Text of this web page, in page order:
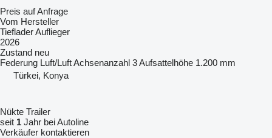
Preis auf Anfrage
Vom Hersteller
Tieflader Auflieger
2026
Zustand neu
Federung Luft/LuftAchsenanzahl 3Aufsattelhöhe 1.200 mm
Türkei, Konya
Nükte Trailer
seit 1 Jahr bei Autoline
Verkäufer kontaktieren